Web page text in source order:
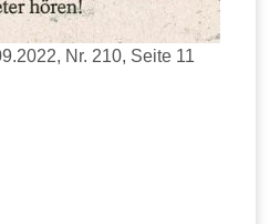
Nr. 210, Seite 11